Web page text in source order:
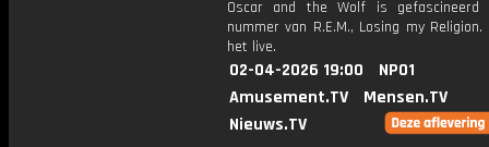
Oscar and the Wolf is gefascineerd
nummer van R.E.M., Losing my
het live.
02-04-2026 19:00
NPO1
Amusement.TV
Mensen.TV
Nieuws.TV